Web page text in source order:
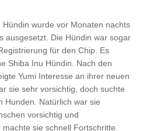
wurde vor Monaten nachts
ausgesetzt. Die Hündin war sogar
für den Chip. Es
Shiba Inu Hündin. Nach den
Yumi Interesse an ihrer neuen
sie sehr vorsichtig, doch suchte
Hunden. Natürlich war sie
vorsichtig und
sie schnell Fortschritte.